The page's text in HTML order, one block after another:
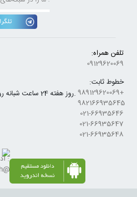
7 روز هفته 24 ساعت شبانه روز پاسخگوی شما هستیم.
تلفن همراه:
09129620069
خطوط ثابت:
+989129620069
982166935645
021-66935646
021-66935647
021-66935648